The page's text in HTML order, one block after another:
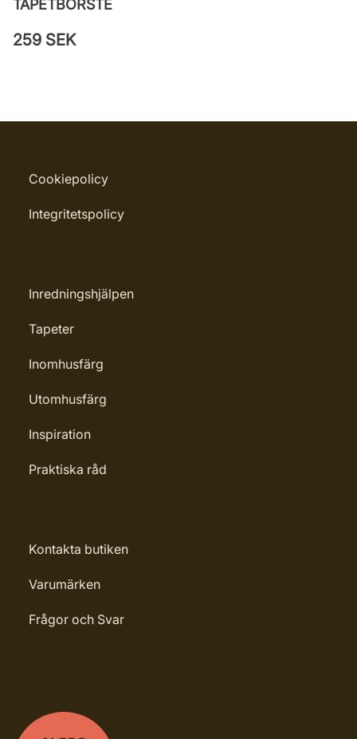
TAPETBORSTE
259 SEK
Cookiepolicy
Integritetspolicy
Inredningshjälpen
Tapeter
Inomhusfärg
Utomhusfärg
Inspiration
Praktiska råd
Kontakta butiken
Varumärken
Frågor och Svar